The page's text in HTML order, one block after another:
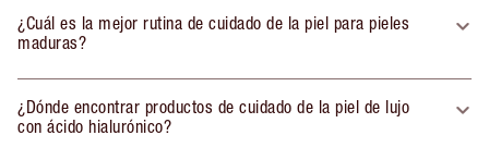
¿Cuál es la mejor rutina de cuidado de la piel para pieles
maduras?
¿Dónde encontrar productos de cuidado de la piel de lujo
con ácido hialurónico?